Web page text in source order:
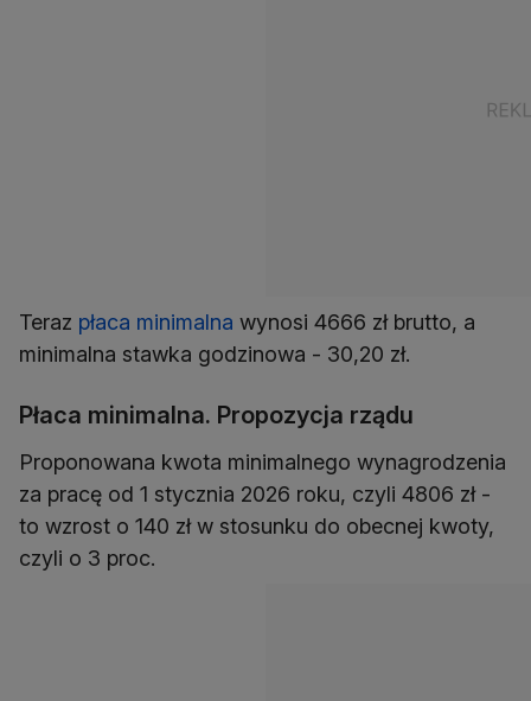
Teraz płaca minimalna wynosi 4666 zł brutto, a
minimalna stawka godzinowa - 30,20 zł.
Płaca minimalna. Propozycja rządu
Proponowana kwota minimalnego wynagrodzenia
za pracę od 1 stycznia 2026 roku, czyli 4806 zł -
to wzrost o 140 zł w stosunku do obecnej kwoty,
czyli o 3 proc.